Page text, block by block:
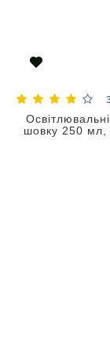
шовку 250